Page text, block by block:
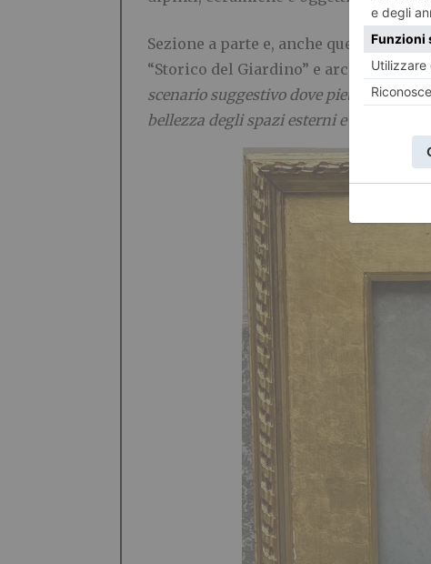
Sezione a parte e, anche quest’anno,
“Storico del Giardino” e architetto di
scenario suggestivo dove pietra,
bellezza degli spazi esterni e sull’‘Arte